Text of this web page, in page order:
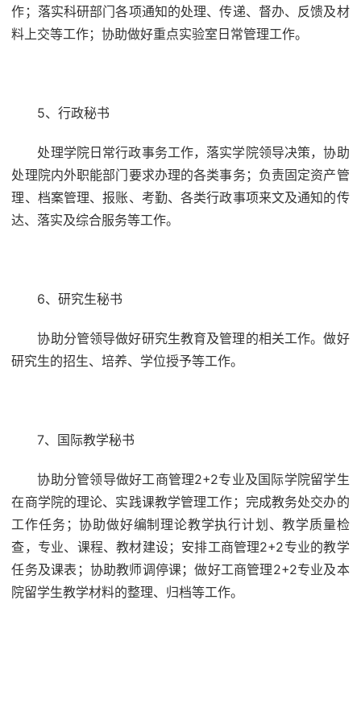
作；落实科研部门各项通知的处理、传递、督办、反馈及材
料上交等工作；协助做好重点实验室日常管理工作。
5、行政秘书
处理学院日常行政事务工作，落实学院领导决策，协助
处理院内外职能部门要求办理的各类事务；负责固定资产管
理、档案管理、报账、考勤、各类行政事项来文及通知的传
达、落实及综合服务等工作。
6、研究生秘书
协助分管领导做好研究生教育及管理的相关工作。做好
研究生的招生、培养、学位授予等工作。
7、国际教学秘书
协助分管领导做好工商管理2+2专业及国际学院留学生
在商学院的理论、实践课教学管理工作；完成教务处交办的
工作任务；协助做好编制理论教学执行计划、教学质量检
查，专业、课程、教材建设；安排工商管理2+2专业的教学
任务及课表；协助教师调停课；做好工商管理2+2专业及本
院留学生教学材料的整理、归档等工作。